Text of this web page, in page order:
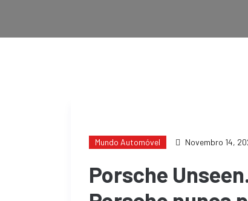
Mundo Automóvel Novembro 14,
Porsche